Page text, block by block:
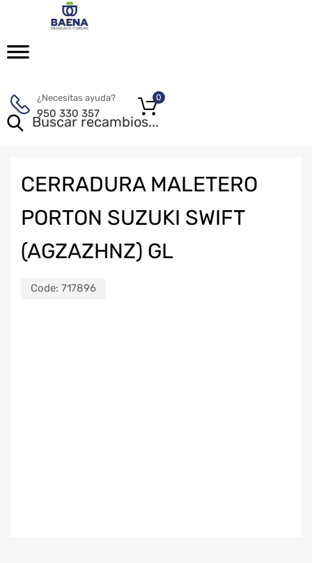
¿Necesitas ayuda?
950 330 357
0
CERRADURA MALETERO
PORTON SUZUKI SWIFT
(AGZAZHNZ) GL
Code: 717896